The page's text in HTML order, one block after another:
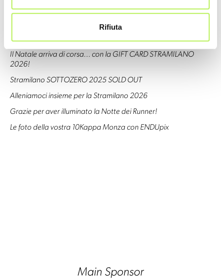
Rifiuta
Stramilano 2026: aperti i Punti Ufficiali d’Iscrizione!
La Stramilano Half Marathon è SOLD OUT
Le iscrizioni a Stramilano 2026 continuano a correre!
Il Natale arriva di corsa… con la GIFT CARD STRAMILANO
2026!
Stramilano SOTTOZERO 2025 SOLD OUT
Alleniamoci insieme per la Stramilano 2026
Grazie per aver illuminato la Notte dei Runner!
Le foto della vostra 10Kappa Monza con ENDUpix
Main Sponsor